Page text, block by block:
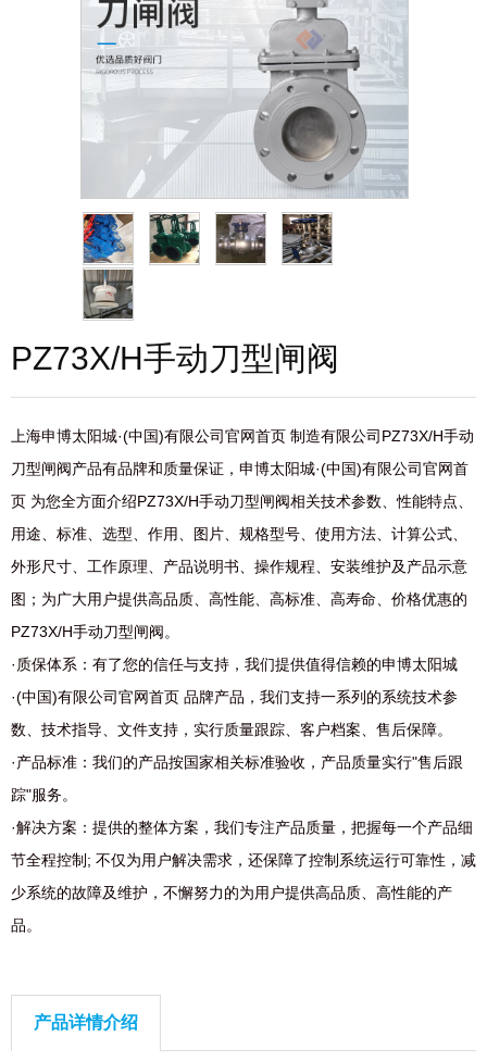
PZ73X/H手动刀型闸阀
上海申博太阳城·(中国)有限公司官网首页 制造有限公司PZ73X/H手动
刀型闸阀产品有品牌和质量保证，申博太阳城·(中国)有限公司官网首
页 为您全方面介绍PZ73X/H手动刀型闸阀相关技术参数、性能特点、
用途、标准、选型、作用、图片、规格型号、使用方法、计算公式、
外形尺寸、工作原理、产品说明书、操作规程、安装维护及产品示意
图；为广大用户提供高品质、高性能、高标准、高寿命、价格优惠的
PZ73X/H手动刀型闸阀。
·质保体系：有了您的信任与支持，我们提供值得信赖的申博太阳城
·(中国)有限公司官网首页 品牌产品，我们支持一系列的系统技术参
数、技术指导、文件支持，实行质量跟踪、客户档案、售后保障。
·产品标准：我们的产品按国家相关标准验收，产品质量实行"售后跟
踪"服务。
·解决方案：提供的整体方案，我们专注产品质量，把握每一个产品细
节全程控制; 不仅为用户解决需求，还保障了控制系统运行可靠性，减
少系统的故障及维护，不懈努力的为用户提供高品质、高性能的产
品。
产品详情介绍